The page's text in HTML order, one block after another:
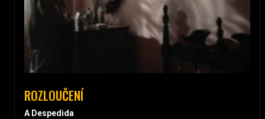
ROZLOUČENÍ
A Despedida